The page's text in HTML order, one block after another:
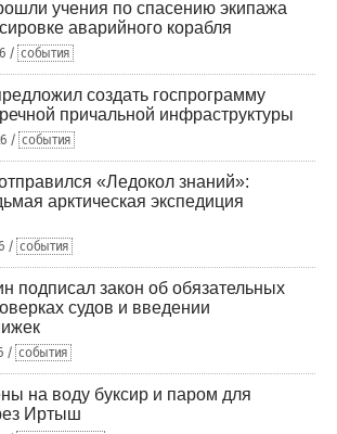
учения по спасению экипажа
аварийного корабля
/ события
создать госпрограмму
причальной инфраструктуры
/ события
«Ледокол знаний»:
арктическая экспедиция
/ события
подписал закон об обязательных
судов и введении
/ события
на воду буксир и паром для
Иртыш